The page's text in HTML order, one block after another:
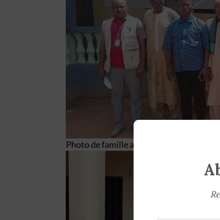
Photo de famille avec les autorités